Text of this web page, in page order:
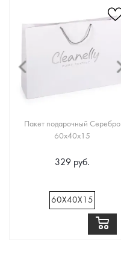
Пакет подарочный Серебро
60х40х15
329 руб.
60Х40Х15